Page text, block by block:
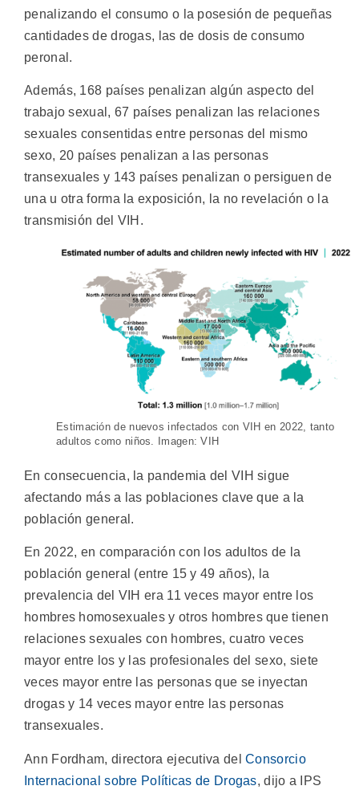
penalizando el consumo o la posesión de pequeñas
cantidades de drogas, las de dosis de consumo
peronal.
Además, 168 países penalizan algún aspecto del
trabajo sexual, 67 países penalizan las relaciones
sexuales consentidas entre personas del mismo
sexo, 20 países penalizan a las personas
transexuales y 143 países penalizan o persiguen de
una u otra forma la exposición, la no revelación o la
transmisión del VIH.
Estimación de nuevos infectados con VIH en 2022, tanto
adultos como niños. Imagen: VIH
En consecuencia, la pandemia del VIH sigue
afectando más a las poblaciones clave que a la
población general.
En 2022, en comparación con los adultos de la
población general (entre 15 y 49 años), la
prevalencia del VIH era 11 veces mayor entre los
hombres homosexuales y otros hombres que tienen
relaciones sexuales con hombres, cuatro veces
mayor entre los y las profesionales del sexo, siete
veces mayor entre las personas que se inyectan
drogas y 14 veces mayor entre las personas
transexuales.
Ann Fordham, directora ejecutiva delConsorcio
Internacional sobre Políticas de Drogas, dijo a IPS